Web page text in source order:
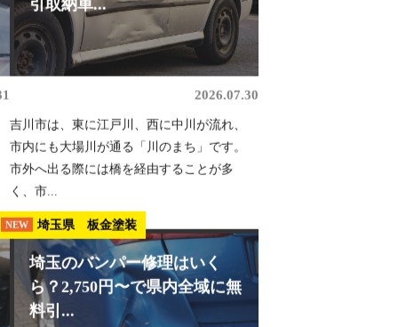
引取納車...
2026.07.30
吉川市は、東に江戸川、西に中川が流れ、
市内にも大場川が通る「川のまち」です。
市外へ出る際には橋を経由することが多
く、市...
NEW 埼玉県 板金塗装
埼玉のバンパー修理はいく
ら？2,750円〜で県内全域に無
料引...